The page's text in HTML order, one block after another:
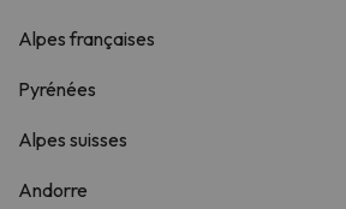
Alpes françaises
Pyrénées
Alpes suisses
Andorre